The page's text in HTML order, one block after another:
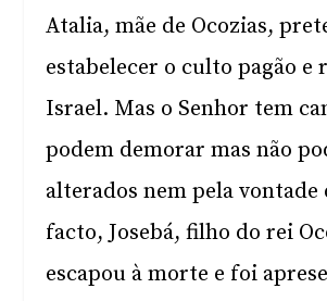
Atalia, mãe de Ocozias,
estabelecer o culto pagão e
Israel. Mas o Senhor tem
podem demorar mas não
alterados nem pela vontade
facto, Josebá, filho do rei
escapou à morte e foi